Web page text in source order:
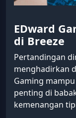
EDward
di Breeze
Pertandingan
menghadirkan
Gaming
penting di
kemenangan